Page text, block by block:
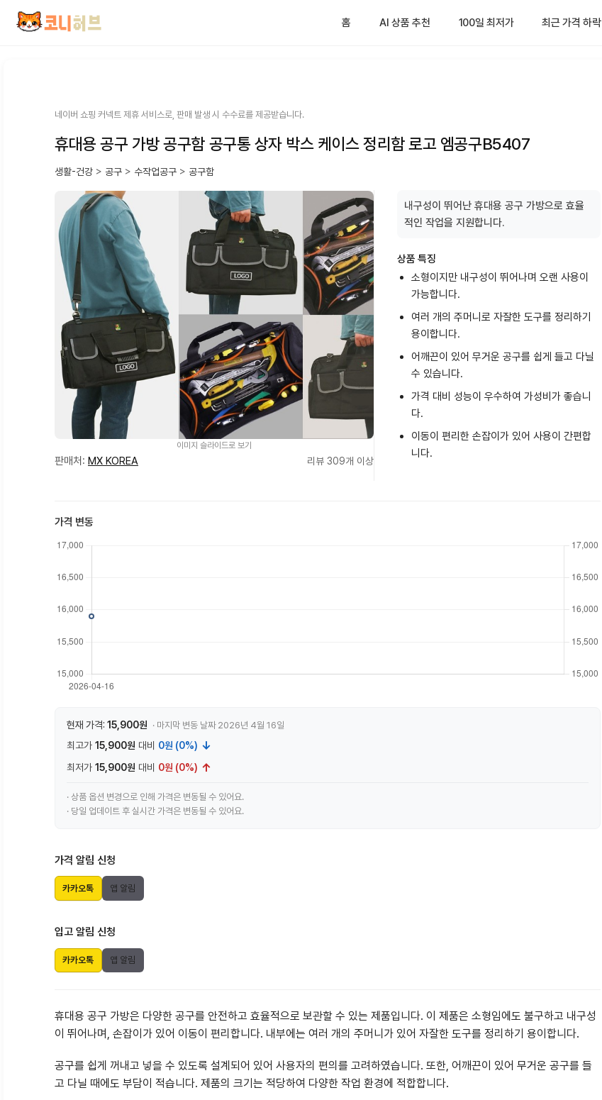
홈 AI 상품 추천 100일 최저가 최근 가격 하락
네이버 쇼핑 커넥트 제휴 서비스로, 판매 발생 시 수수료를 제공받습니다.
휴대용 공구 가방 공구함 공구통 상자 박스 케이스 정리함 로고 엠공구B5407
생활-건강 > 공구 > 수작업공구 > 공구함
이미지 슬라이드로 보기
판매처: MX KOREA 리뷰 309개 이상
내구성이 뛰어난 휴대용 공구 가방으로 효율
적인 작업을 지원합니다.
상품 특징
소형이지만 내구성이 뛰어나며 오랜 사용이
가능합니다.
여러 개의 주머니로 자잘한 도구를 정리하기
용이합니다.
어깨끈이 있어 무거운 공구를 쉽게 들고 다닐
수 있습니다.
가격 대비 성능이 우수하여 가성비가 좋습니
다.
이동이 편리한 손잡이가 있어 사용이 간편합
니다.
가격 변동
현재 가격: 15,900원 · 마지막 변동 날짜 2026년 4월 16일
최고가 15,900원 대비 0원 (0%) ↓
최저가 15,900원 대비 0원 (0%) ↑
· 상품 옵션 변경으로 인해 가격은 변동될 수 있어요.
· 당일 업데이트 후 실시간 가격은 변동될 수 있어요.
가격 알림 신청
카카오톡 앱 알림
입고 알림 신청
카카오톡 앱 알림
휴대용 공구 가방은 다양한 공구를 안전하고 효율적으로 보관할 수 있는 제품입니다. 이 제품은 소형임에도 불구하고 내구성
이 뛰어나며, 손잡이가 있어 이동이 편리합니다. 내부에는 여러 개의 주머니가 있어 자잘한 도구를 정리하기 용이합니다.
공구를 쉽게 꺼내고 넣을 수 있도록 설계되어 있어 사용자의 편의를 고려하였습니다. 또한, 어깨끈이 있어 무거운 공구를 들
고 다닐 때에도 부담이 적습니다. 제품의 크기는 적당하여 다양한 작업 환경에 적합합니다.